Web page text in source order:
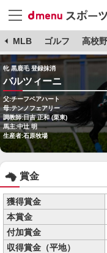
MLB ゴルフ 高校
牝 黒鹿毛 登録抹消
バルツィーニ
父:チーフベアハート
母:テンノフェアリー
調教師:日吉 正和 (栗東)
馬主:中辻 明
生産者:石原牧場
賞金
獲得賞金
本賞金
付加賞金
収得賞金（平地）